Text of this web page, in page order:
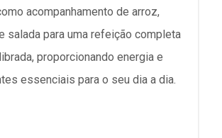
acompanhamento de arroz,
salada para uma refeição completa
proporcionando energia e
essenciais para o seu dia a dia.